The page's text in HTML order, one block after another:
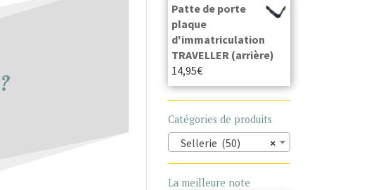
Patte de porte
plaque
d'immatriculation
TRAVELLER (arrière)
14,95€
Catégories de produits
×
Sellerie (50)
La meilleure note